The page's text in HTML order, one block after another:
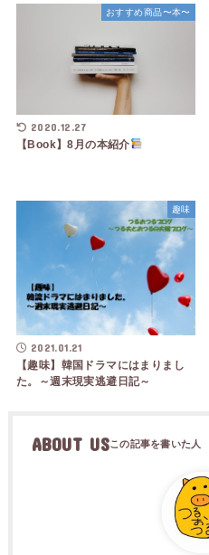
おすすめ商品〜本〜
2020.12.27
【Book】8月の本紹介
趣味
2021.01.21
【趣味】韓国ドラマにはまりまし
た。～週末現実逃避日記～
ABOUT US